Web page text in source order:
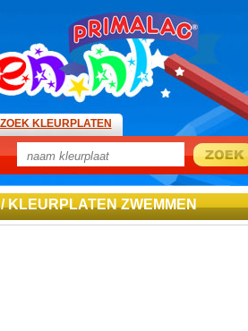
ZOEK KLEURPLATEN
KLEURPLATEN ZWEMMEN